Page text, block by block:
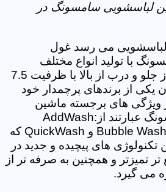
لباسشویی سامسونگ در
لباسشویی می رسد غول
با تولید انواع مختلف
لباسشویی های درب از جلو و درب از بالا با ظرفیت 7.5
یکی از برندهای پرچمدار خود
ویژگی های برجسته ماشین
لباسشویی های سامسونگ عبارتند از:AddWash
Bubble Wash VRT Smart Control و QuickWash که
های پیچیده و جدید در
و همچنین به صرفه تر از
می گیرد.